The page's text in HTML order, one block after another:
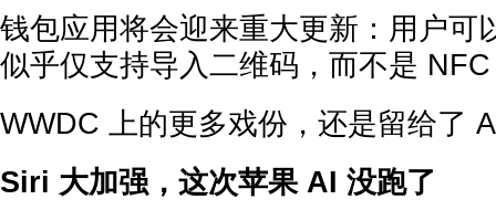
钱包应用将会迎来重大更新：用户可
似乎仅支持导入二维码，而不是
WWDC 上的更多戏份，还是留给了
Siri 大加强，这次苹果 AI 没跑了